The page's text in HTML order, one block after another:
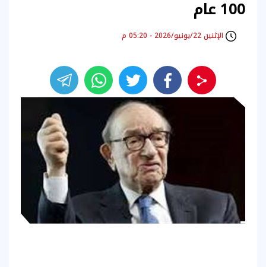
100 عام
الإثنين 22/يونيو/2026 - 05:20 م